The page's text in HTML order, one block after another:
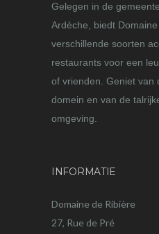
Gelegen in de
Ardèche, biedt
verschillende soorten
restaurants voor een
of vrienden. Geniet van
domein en van de
omgeving.
INFORMATIE
Domaine de Ribière
27, Rue de Pré